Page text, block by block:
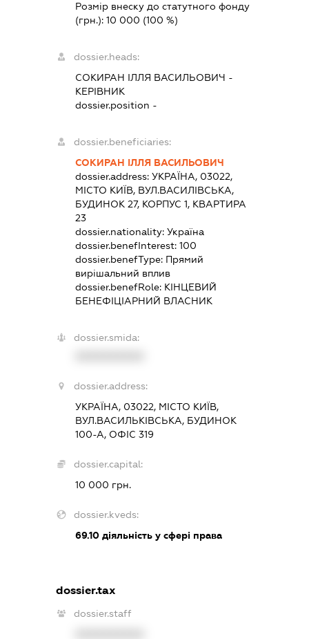
Розмір внеску до статутного фонду
(грн.):10 000 (100 %)
dossier.heads:
СОКИРАН ІЛЛЯ ВАСИЛЬОВИЧ -
КЕРІВНИК
dossier.position -
dossier.beneficiaries:
СОКИРАН ІЛЛЯ ВАСИЛЬОВИЧ
dossier.address:УКРАЇНА, 03022,
МІСТО КИЇВ, ВУЛ.ВАСИЛІВСЬКА,
БУДИНОК 27, КОРПУС 1, КВАРТИРА
23
dossier.nationality:Україна
dossier.benefInterest:100
dossier.benefType: Прямий
вирішальний вплив
dossier.benefRole: КІНЦЕВИЙ
БЕНЕФІЦІАРНИЙ ВЛАСНИК
dossier.smida:
dossier.address:
УКРАЇНА, 03022, МІСТО КИЇВ,
ВУЛ.ВАСИЛЬКІВСЬКА, БУДИНОК
100-А, ОФІС 319
dossier.capital:
10 000 грн.
dossier.kveds:
69.10 діяльність у сфері права
dossier.tax
dossier.staff